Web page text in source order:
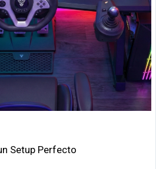
Setup Perfecto